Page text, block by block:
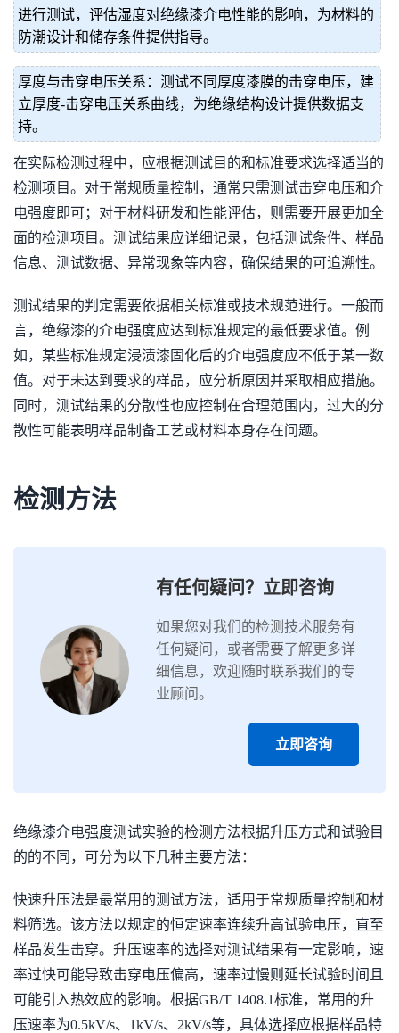
进行测试，评估湿度对绝缘漆介电性能的影响，为材料的
防潮设计和储存条件提供指导。
厚度与击穿电压关系：测试不同厚度漆膜的击穿电压，建
立厚度-击穿电压关系曲线，为绝缘结构设计提供数据支
持。
在实际检测过程中，应根据测试目的和标准要求选择适当的
检测项目。对于常规质量控制，通常只需测试击穿电压和介
电强度即可；对于材料研发和性能评估，则需要开展更加全
面的检测项目。测试结果应详细记录，包括测试条件、样品
信息、测试数据、异常现象等内容，确保结果的可追溯性。
测试结果的判定需要依据相关标准或技术规范进行。一般而
言，绝缘漆的介电强度应达到标准规定的最低要求值。例
如，某些标准规定浸渍漆固化后的介电强度应不低于某一数
值。对于未达到要求的样品，应分析原因并采取相应措施。
同时，测试结果的分散性也应控制在合理范围内，过大的分
散性可能表明样品制备工艺或材料本身存在问题。
检测方法
有任何疑问？立即咨询
如果您对我们的检测技术服务有
任何疑问，或者需要了解更多详
细信息，欢迎随时联系我们的专
业顾问。
立即咨询
绝缘漆介电强度测试实验的检测方法根据升压方式和试验目
的的不同，可分为以下几种主要方法：
快速升压法是最常用的测试方法，适用于常规质量控制和材
料筛选。该方法以规定的恒定速率连续升高试验电压，直至
样品发生击穿。升压速率的选择对测试结果有一定影响，速
率过快可能导致击穿电压偏高，速率过慢则延长试验时间且
可能引入热效应的影响。根据GB/T 1408.1标准，常用的升
压速率为0.5kV/s、1kV/s、2kV/s等，具体选择应根据样品特